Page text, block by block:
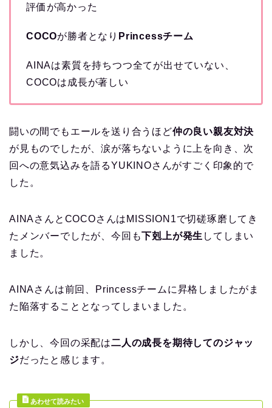
評価が高かった
COCOが勝者となり Princessチーム
AINAは素質を持ちつつ全てが出せていない、
COCOは成長が著しい
闘いの間でもエールを送り合うほど仲の良い親友対決
が見ものでしたが、涙が落ちないように上を向き、次
回への意気込みを語るYUKINOさんがすごく印象的で
した。
AINAさんとCOCOさんはMISSION1で切磋琢磨してき
たメンバーでしたが、今回も下剋上が発生 してしまい
ました。
AINAさんは前回、Princessチームに昇格しましたがま
た陥落することとなってしまいました。
しかし、今回の采配は二人の成長を期待してのジャッ
ジだったと感じます。